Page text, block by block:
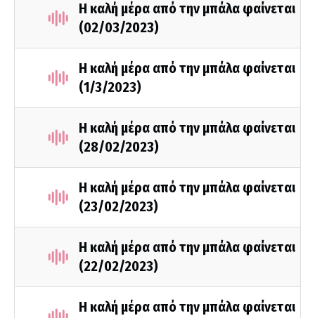
Η καλή μέρα από την μπάλα φαίνεται
(02/03/2023)
Η καλή μέρα από την μπάλα φαίνεται
(1/3/2023)
Η καλή μέρα από την μπάλα φαίνεται
(28/02/2023)
Η καλή μέρα από την μπάλα φαίνεται
(23/02/2023)
Η καλή μέρα από την μπάλα φαίνεται
(22/02/2023)
Η καλή μέρα από την μπάλα φαίνεται